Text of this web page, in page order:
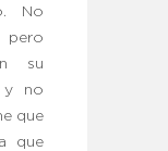
No
pero
su
y no
que
que